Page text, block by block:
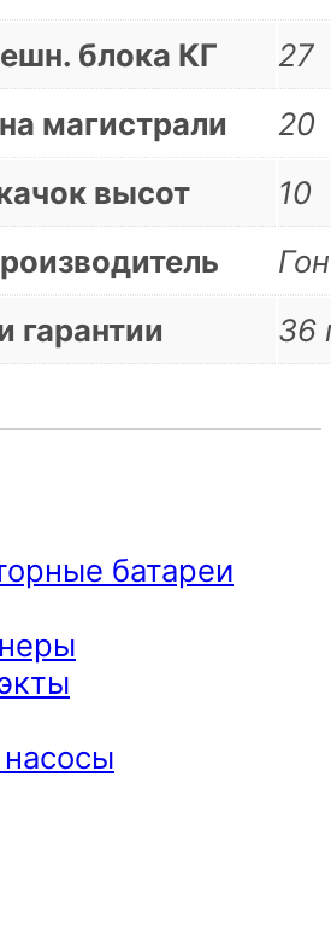
блока КГ
27
магистрали
20
высот
10
гарантии
36
батареи